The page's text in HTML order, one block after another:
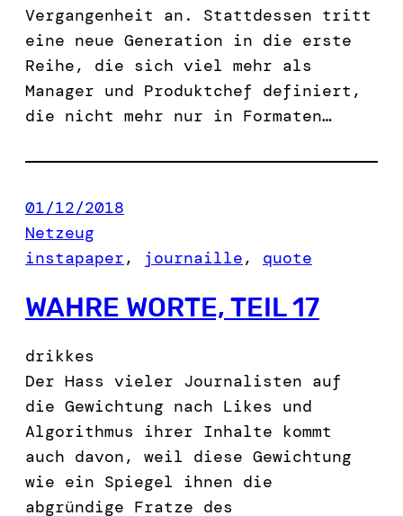
Vergangenheit an. Stattdessen tritt
eine neue Generation in die erste
Reihe, die sich viel mehr als
Manager und Produktchef definiert,
die nicht mehr nur in Formaten…
01/12/2018
Netzeug
instapaper, journaille, quote
WAHRE WORTE, TEIL 17
drikkes
Der Hass vieler Journalisten auf
die Gewichtung nach Likes und
Algorithmus ihrer Inhalte kommt
auch davon, weil diese Gewichtung
wie ein Spiegel ihnen die
abgründige Fratze des